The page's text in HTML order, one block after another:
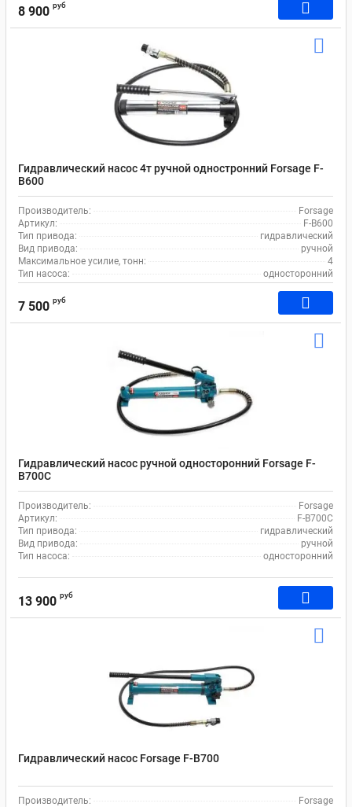
8 900 руб
Гидравлический насос 4т ручной одностронний Forsage F-
B600
Производитель:
Forsage
Артикул:
F-B600
Тип привода:
гидравлический
Вид привода:
ручной
Максимальное усилие, тонн:
4
Тип насоса:
односторонний
7 500 руб
Гидравлический насос ручной односторонний Forsage F-
B700C
Производитель:
Forsage
Артикул:
F-B700C
Тип привода:
гидравлический
Вид привода:
ручной
Тип насоса:
односторонний
13 900 руб
Гидравлический насос Forsage F-B700
Производитель:
Forsage